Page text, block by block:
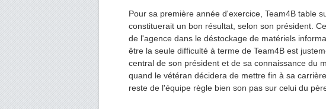
Pour sa première année d'exercice, Team4B table
constituerait un bon résultat, selon son président.
de l'agence dans le déstockage de matériels
être la seule difficulté à terme de Team4B est
central de son président et de sa connaissance du
quand le vétéran décidera de mettre fin à sa
reste de l'équipe règle bien son pas sur celui du